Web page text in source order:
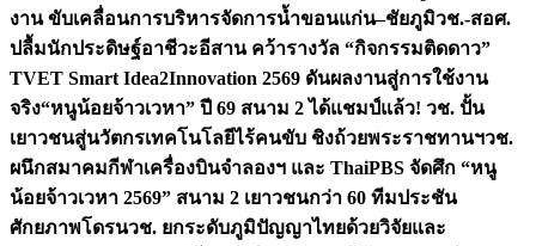
งาน ขับเคลื่อนการบริหารจัดการน้ำขอนแก่น–ชัยภูมิวช.-สอศ.
ปลื้มนักประดิษฐ์อาชีวะอีสาน คว้ารางวัล “กิจกรรมติดดาว”
TVET Smart Idea2Innovation 2569 ดันผลงานสู่การใช้งาน
จริง“หนูน้อยจ้าวเวหา” ปี 69 สนาม 2 ได้แชมป์แล้ว! วช. ปั้น
เยาวชนสู่นวัตกรเทคโนโลยีไร้คนขับ ชิงถ้วยพระราชทานฯวช.
ผนึกสมาคมกีฬาเครื่องบินจำลองฯ และ ThaiPBS จัดศึก “หนู
น้อยจ้าวเวหา 2569” สนาม 2 เยาวชนกว่า 60 ทีมประชัน
ศักยภาพโดรนวช. ยกระดับภูมิปัญญาไทยด้วยวิจัยและ